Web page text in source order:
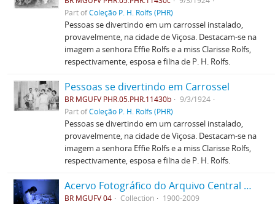
Part ofColeção P. H. Rolfs (PHR)
Pessoas se divertindo em um carrossel instalado,
provavelmente, na cidade de Viçosa. Destacam-se na
imagem a senhora Effie Rolfs e a miss Clarisse Rolfs,
respectivamente, esposa e filha de P. H. Rolfs.
Pessoas se divertindo em Carrossel
BR MGUFV PHR.05.PHR.11430b
9/3/1924
Part ofColeção P. H. Rolfs (PHR)
Pessoas se divertindo em um carrossel instalado,
provavelmente, na cidade de Viçosa. Destacam-se na
imagem a senhora Effie Rolfs e a miss Clarisse Rolfs,
respectivamente, esposa e filha de P. H. Rolfs.
Acervo Fotográfico do Arquivo Central Histórico da UFV
BR MGUFV 04 Collection 1900-2009